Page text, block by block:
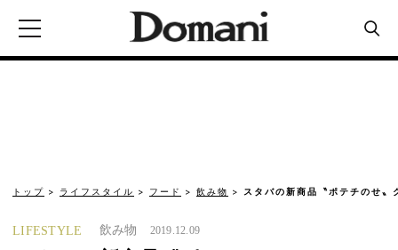
トップ ライフスタイル フード 飲み物 スタバの新商品〝ポテチのせ
LIFESTYLE 飲み物 2019.12.09